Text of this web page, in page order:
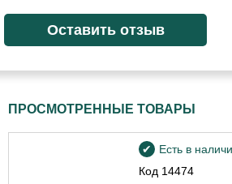
ПРОСМОТРЕННЫЕ ТОВАРЫ
Код 14474
Есть в